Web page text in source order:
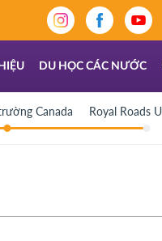
DU HỌC CÁC NƯỚC
Canada Royal Roads